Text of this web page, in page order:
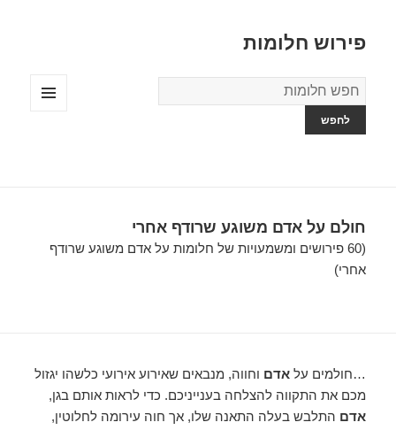
פירוש חלומות
מילון
החלומות
חולם על אדם משוגע שרודף אחרי
(60 פירושים ומשמעויות של חלומות על אדם משוגע שרודף
אחרי)
…חולמים עלאדם וחווה, מנבאים שאירוע אירועי כלשהו יגזול
מכם את התקווה להצלחה בענייניכם. כדי לראות אותם בגן,
אדם התלבש בעלה התאנה שלו, אך חוה עירומה לחלוטין,